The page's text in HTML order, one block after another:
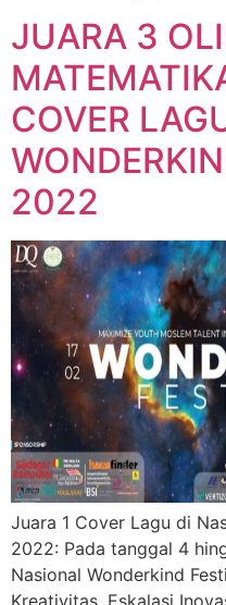
JUARA 3
COVER
2022
Juara 1 Cover Lagu di
2022: Pada tanggal 4
Nasional Wonderkind
Kreativitas, Eskalasi